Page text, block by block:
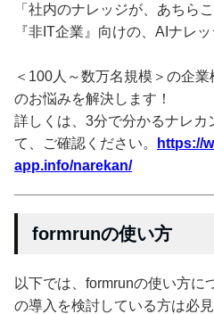
「社内のナレッジが、あちら
『非IT企業』向けの、AIナレ
＜100人～数万名規模＞の企
のお悩みを解決します！
詳しくは、3分で分かるナレカ
て、ご確認ください。
https://
app.info/narekan/
formrunの使い方
以下では、formrunの使い方に
の導入を検討している方は必見